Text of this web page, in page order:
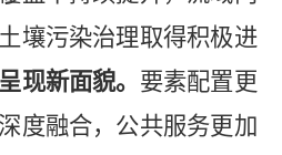
壤污染治理取得积极进
现新面貌。 要素配置更
度融合，公共服务更加